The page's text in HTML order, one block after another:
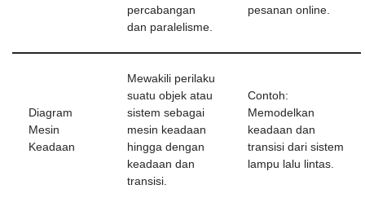
percabangan
dan paralelisme.
pesanan online.
Diagram
Mesin
Keadaan
Mewakili perilaku
suatu objek atau
sistem sebagai
mesin keadaan
hingga dengan
keadaan dan
transisi.
Contoh:
Memodelkan
keadaan dan
transisi dari sistem
lampu lalu lintas.